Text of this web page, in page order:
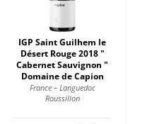
IGP Saint Guilhem le
Désert Rouge 2018 "
Cabernet Sauvignon "
Domaine de Capion
France – Languedoc
Roussillon